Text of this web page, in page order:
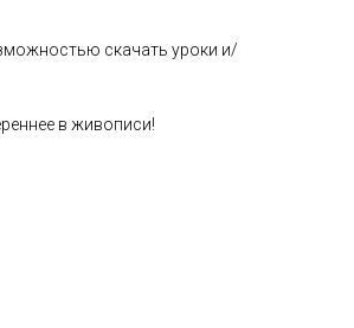
скачать уроки и/
в живописи!